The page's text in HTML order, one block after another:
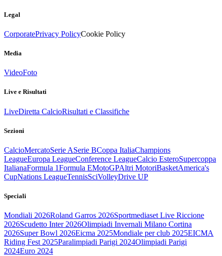
Legal
CorporatePrivacy PolicyCookie Policy
Media
VideoFoto
Live e Risultati
LiveDiretta CalcioRisultati e Classifiche
Sezioni
CalcioMercatoSerie ASerie BCoppa ItaliaChampions
LeagueEuropa LeagueConference LeagueCalcio EsteroSupercoppa
ItalianaFormula 1Formula EMotoGPAltri MotoriBasketAmerica's
CupNations LeagueTennisSciVolleyDrive UP
Speciali
Mondiali 2026Roland Garros 2026Sportmediaset Live Riccione
2026Scudetto Inter 2026Olimpiadi Invernali Milano Cortina
2026Super Bowl 2026Eicma 2025Mondiale per club 2025EICMA
Riding Fest 2025Paralimpiadi Parigi 2024Olimpiadi Parigi
2024Euro 2024